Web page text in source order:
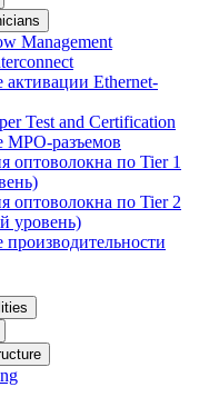
Management
активации Ethernet-
Test and Certification
МРО-разъемов
оптоволокна по Tier 1
оптоволокна по Tier 2
уровень)
производительности